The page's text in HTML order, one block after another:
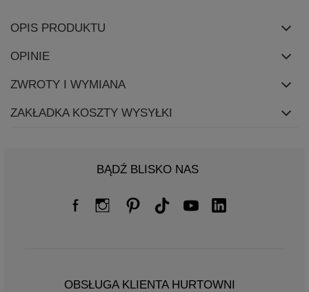
OPIS PRODUKTU
OPINIE
ZWROTY I WYMIANA
ZAKŁADKA KOSZTY WYSYŁKI
BĄDŹ BLISKO NAS
OBSŁUGA KLIENTA HURTOWNI